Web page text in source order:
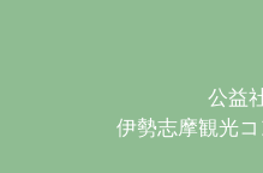
公益
伊勢志摩観光